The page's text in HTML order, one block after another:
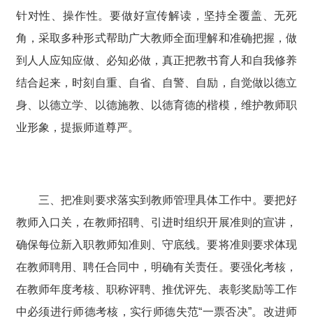
针对性、操作性。要做好宣传解读，坚持全覆盖、无死
角，采取多种形式帮助广大教师全面理解和准确把握，做
到人人应知应做、必知必做，真正把教书育人和自我修养
结合起来，时刻自重、自省、自警、自励，自觉做以德立
身、以德立学、以德施教、以德育德的楷模，维护教师职
业形象，提振师道尊严。
三、把准则要求落实到教师管理具体工作中。要把好
教师入口关，在教师招聘、引进时组织开展准则的宣讲，
确保每位新入职教师知准则、守底线。要将准则要求体现
在教师聘用、聘任合同中，明确有关责任。要强化考核，
在教师年度考核、职称评聘、推优评先、表彰奖励等工作
中必须进行师德考核，实行师德失范“一票否决”。改进师